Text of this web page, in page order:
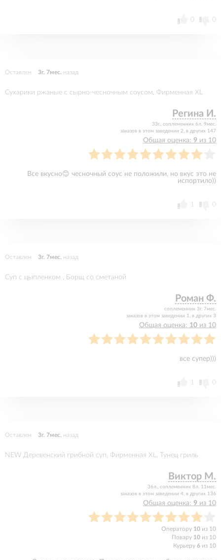
0 0
Оставлен 3г. 7мес. назад
Сухарики ржаные с сырно-чесночным соусом, Фирменная XL
Регина И.
33г., соплеменник 6л. 9мес.
заказов в этом заведении 2, в других 147
Общая оценка: 9 из 10
Все вкусно😊 чесночный соус не положили, но вкус это не
испортило))
1 0
Оставлен 3г. 7мес. назад
Суп с цыпленком , Борщ со сметаной
Роман Ф.
соплеменник 3г. 7мес.
заказов в этом заведении 1, в других 3
Общая оценка: 10 из 10
все супер)))
1 0
Оставлен 3г. 7мес. назад
NEW Деревенский грибной суп, Фирменная XL, Тунец гриль
Виктор М.
36л., соплеменник 8л. 11мес.
заказов в этом заведении 4, в других 136
Общая оценка: 9 из 10
Оператору 10 из 10
Повару 10 из 10
Курьеру 6 из 10